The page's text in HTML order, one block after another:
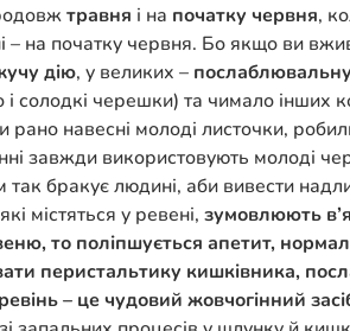
травня і на початку червня,
– на початку червня. Бо якщо ви
дію, у великих – послаблювальну
і солодкі черешки) та чимало інших
рано навесні молоді листочки,
завжди використовують молоді
так бракує людині, аби вивести
містяться у ревені, зумовлюють
то поліпшується апетит,
перистальтику кишківника,
– це чудовий жовчогінний